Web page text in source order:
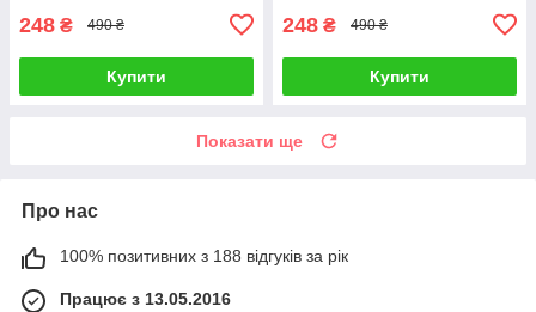
248 ₴ 490 ₴
Купити
248 ₴ 490 ₴
Купити
Показати ще
Про нас
100% позитивних з 188 відгуків за рік
Працює з 13.05.2016